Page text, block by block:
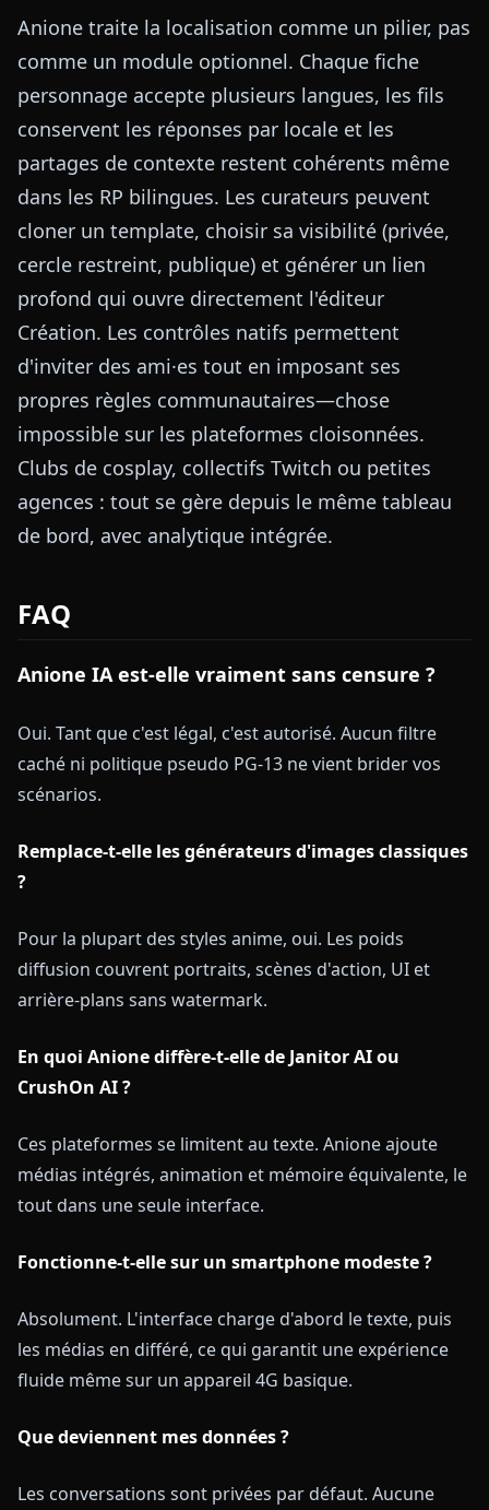
Anione traite la localisation comme un pilier, pas
comme un module optionnel. Chaque fiche
personnage accepte plusieurs langues, les fils
conservent les réponses par locale et les
partages de contexte restent cohérents même
dans les RP bilingues. Les curateurs peuvent
cloner un template, choisir sa visibilité (privée,
cercle restreint, publique) et générer un lien
profond qui ouvre directement l'éditeur
Création. Les contrôles natifs permettent
d'inviter des ami·es tout en imposant ses
propres règles communautaires—chose
impossible sur les plateformes cloisonnées.
Clubs de cosplay, collectifs Twitch ou petites
agences : tout se gère depuis le même tableau
de bord, avec analytique intégrée.
FAQ
Anione IA est-elle vraiment sans censure ?
Oui. Tant que c'est légal, c'est autorisé. Aucun filtre
caché ni politique pseudo PG-13 ne vient brider vos
scénarios.
Remplace-t-elle les générateurs d'images classiques
?
Pour la plupart des styles anime, oui. Les poids
diffusion couvrent portraits, scènes d'action, UI et
arrière-plans sans watermark.
En quoi Anione diffère-t-elle de Janitor AI ou
CrushOn AI ?
Ces plateformes se limitent au texte. Anione ajoute
médias intégrés, animation et mémoire équivalente, le
tout dans une seule interface.
Fonctionne-t-elle sur un smartphone modeste ?
Absolument. L'interface charge d'abord le texte, puis
les médias en différé, ce qui garantit une expérience
fluide même sur un appareil 4G basique.
Que deviennent mes données ?
Les conversations sont privées par défaut. Aucune